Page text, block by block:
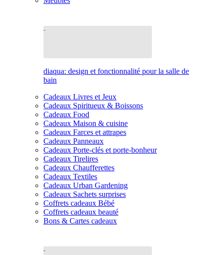
diaqua: design et fonctionnalité pour la salle de
bain
Cadeaux Livres et Jeux
Cadeaux Spiritueux & Boissons
Cadeaux Food
Cadeaux Maison & cuisine
Cadeaux Farces et attrapes
Cadeaux Panneaux
Cadeaux Porte-clés et porte-bonheur
Cadeaux Tirelires
Cadeaux Chaufferettes
Cadeaux Textiles
Cadeaux Urban Gardening
Cadeaux Sachets surprises
Coffrets cadeaux Bébé
Coffrets cadeaux beauté
Bons & Cartes cadeaux